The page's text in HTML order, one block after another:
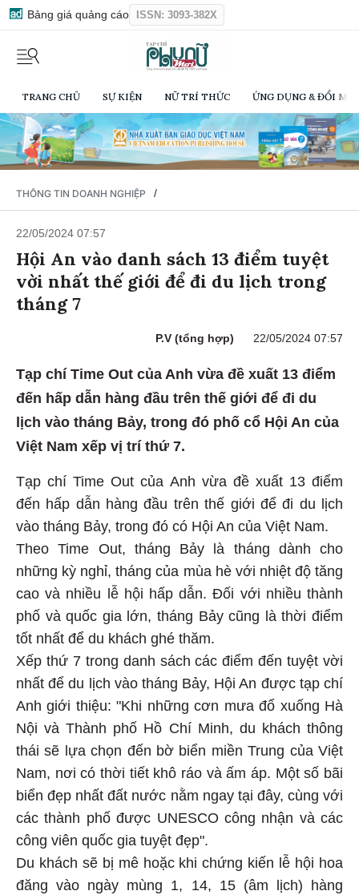
Bảng giá quảng cáo ISSN: 3093-382X
TRANG CHỦ SỰ KIỆN NỮ TRÍ THỨC ỨNG DỤNG & ĐỔI
THÔNG TIN DOANH NGHIỆP /
22/05/2024 07:57
Hội An vào danh sách 13 điểm tuyệt
vời nhất thế giới để đi du lịch trong
tháng 7
P.V (tổng hợp) 22/05/2024 07:57
Tạp chí Time Out của Anh vừa đề xuất 13 điểm
đến hấp dẫn hàng đầu trên thế giới để đi du
lịch vào tháng Bảy, trong đó phố cổ Hội An của
Việt Nam xếp vị trí thứ 7.
Tạp chí Time Out của Anh vừa đề xuất 13 điểm
đến hấp dẫn hàng đầu trên thế giới để đi du lịch
vào tháng Bảy, trong đó có Hội An của Việt Nam.
Theo Time Out, tháng Bảy là tháng dành cho
những kỳ nghỉ, tháng của mùa hè với nhiệt độ tăng
cao và nhiều lễ hội hấp dẫn. Đối với nhiều thành
phố và quốc gia lớn, tháng Bảy cũng là thời điểm
tốt nhất để du khách ghé thăm.
Xếp thứ 7 trong danh sách các điểm đến tuyệt vời
nhất để du lịch vào tháng Bảy, Hội An được tạp chí
Anh giới thiệu: "Khi những cơn mưa đổ xuống Hà
Nội và Thành phố Hồ Chí Minh, du khách thông
thái sẽ lựa chọn đến bờ biển miền Trung của Việt
Nam, nơi có thời tiết khô ráo và ấm áp. Một số bãi
biển đẹp nhất đất nước nằm ngay tại đây, cùng với
các thành phố được UNESCO công nhận và các
công viên quốc gia tuyệt đẹp".
Du khách sẽ bị mê hoặc khi chứng kiến lễ hội hoa
đăng vào ngày mùng 1, 14, 15 (âm lịch) hàng